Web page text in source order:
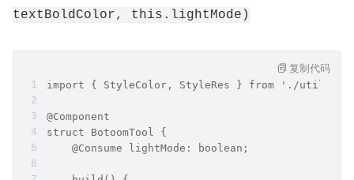
textBoldColor, this.lightMode)
import { StyleColor, StyleRes } from './utils/
@Component
struct BotoomTool {
    @Consume lightMode: boolean;
复制代码